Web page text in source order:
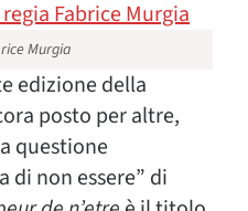
Murgia
edizione della
posto per altre,
questione
di non essere” di